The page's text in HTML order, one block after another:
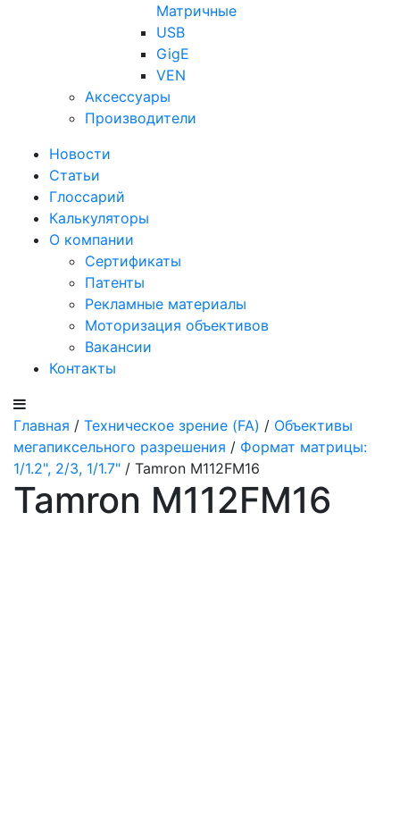
Матричные
USB
GigE
VEN
Аксессуары
Производители
Новости
Статьи
Глоссарий
Калькуляторы
О компании
Сертификаты
Патенты
Рекламные материалы
Моторизация объективов
Вакансии
Контакты
Главная / Техническое зрение (FA) / Объективы
мегапиксельного разрешения / Формат матрицы:
1/1.2", 2/3, 1/1.7" / Tamron M112FM16
Tamron M112FM16